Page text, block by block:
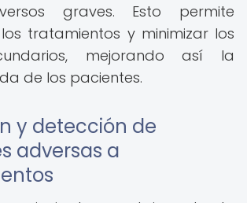
graves. Esto permite
tratamientos y minimizar los
mejorando así la
de los pacientes.
y detección de
adversas a